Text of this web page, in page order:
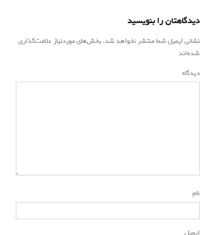
دیدگاهتان را بنویسید
نشانی ایمیل شما منتشر نخواهد شد.بخش‌های موردنیاز علامت‌گذاری
شده‌اند
دیدگاه
نام